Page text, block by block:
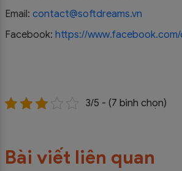
Email: contact@softdreams.vn
Facebook: https://www.facebook.com/
3/5 - (7 bình chọn)
Bài viết liên quan